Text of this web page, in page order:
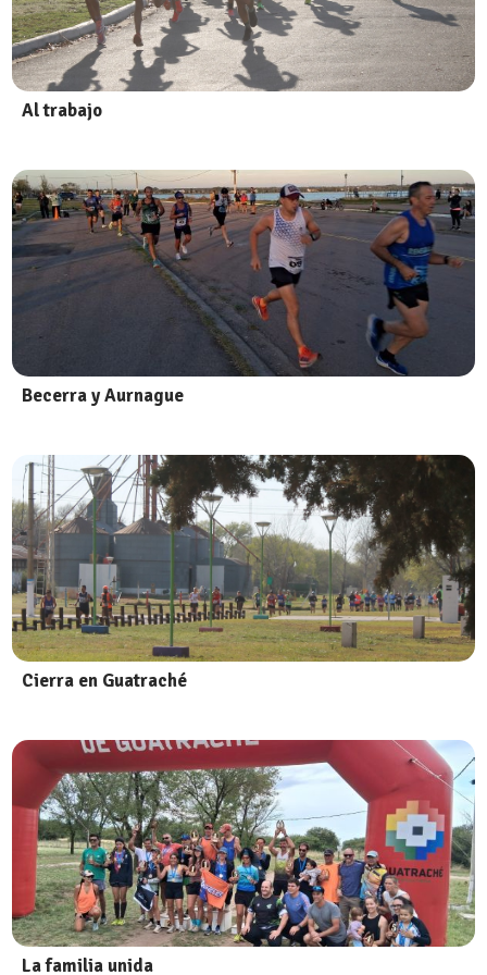
Al trabajo
Becerra y Aurnague
Cierra en Guatraché
La familia unida